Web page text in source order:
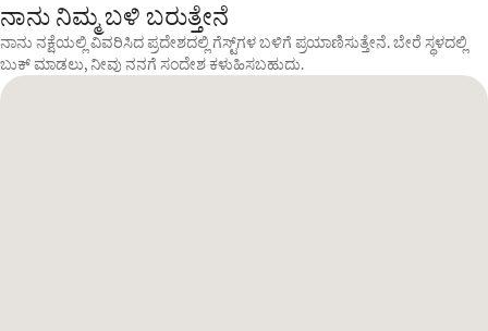
ನಾನು ನಿಮ್ಮ ಬಳಿ ಬರುತ್ತೇನೆ
ನಾನು ನಕ್ಷೆಯಲ್ಲಿ ವಿವರಿಸಿದ ಪ್ರದೇಶದಲ್ಲಿ ಗೆಸ್ಟ್‌ಗಳ ಬಳಿಗೆ ಪ್ರಯಾಣಿಸುತ್ತೇನೆ. ಬೇರೆ ಸ್ಥಳದಲ್ಲಿ
ಬುಕ್ ಮಾಡಲು, ನೀವು ನನಗೆ ಸಂದೇಶ ಕಳುಹಿಸಬಹುದು.